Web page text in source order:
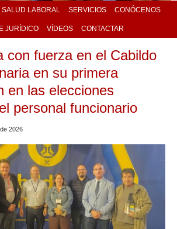
SALUD LABORAL SERVICIOS CONÓCENOS
JURÍDICO VÍDEOS CONTACTAR
con fuerza en el Cabildo
en su primera
en las elecciones
personal funcionario
de 2026